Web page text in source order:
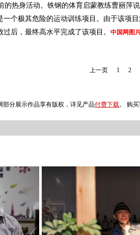
热身活动。 铁钢的体育启蒙教练曹丽萍
一个极其危险的运动训练项目。由于该项
后，最终高水平完成了该项目。 中国网图
上一页 1 2
部分展示作品享有版权，详见产品付费下载。 购